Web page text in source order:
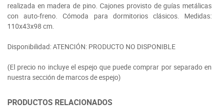
realizada en madera de pino. Cajones provisto de guías metálicas
con auto-freno. Cómoda para dormitorios clásicos. Medidas:
110x43x98 cm.
Disponibilidad: ATENCIÓN: PRODUCTO NO DISPONIBLE
(El precio no incluye el espejo que puede comprar por separado en
nuestra sección de marcos de espejo)
PRODUCTOS RELACIONADOS